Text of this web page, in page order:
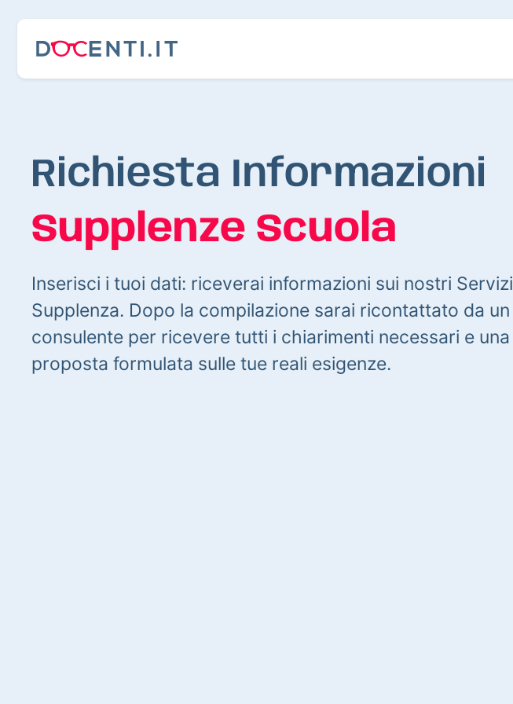
Richiesta Informazioni
Supplenze Scuola
Inserisci i tuoi dati: riceverai informazioni sui nostri Servizi
Supplenza. Dopo la compilazione sarai ricontattato da un
consulente per ricevere tutti i chiarimenti necessari e una
proposta formulata sulle tue reali esigenze.